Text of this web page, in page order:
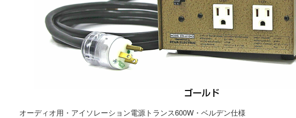
オーディオ用・アイソレーション電源トランス600W・ベルデン仕様